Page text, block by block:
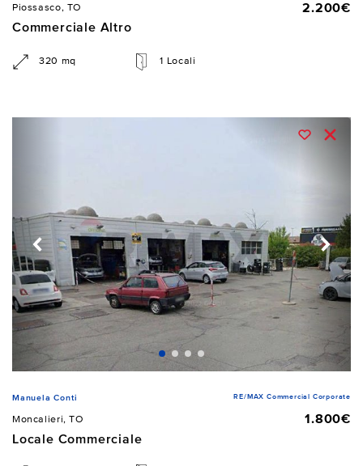
Piossasco, TO
2.200€
Commerciale Altro
320 mq 1 Locali
Manuela Conti RE/MAX Commercial Corporate
Moncalieri, TO
1.800€
Locale Commerciale